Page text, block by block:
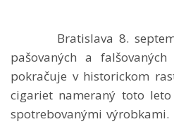
Bratislava 8.
pašovaných a
pokračuje v historickom
cigariet nameraný toto
spotrebovanými